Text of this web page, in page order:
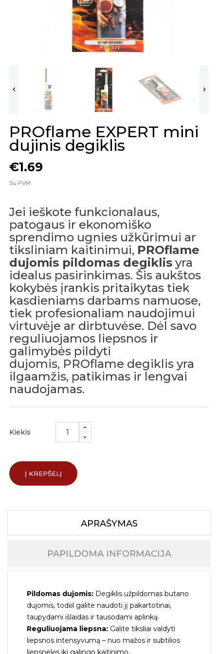
 
PROflame EXPERT mini
dujinis degiklis
€1.69
Su PVM
Jei ieškote funkcionalaus,
patogaus ir ekonomiško
sprendimo ugnies užkūrimui ar
tiksliniam kaitinimui, PROflame
dujomis pildomas degiklis yra
idealus pasirinkimas. Šis aukštos
kokybės įrankis pritaikytas tiek
kasdieniams darbams namuose,
tiek profesionaliam naudojimui
virtuvėje ar dirbtuvėse. Dėl savo
reguliuojamos liepsnos ir
galimybės pildyti
dujomis, PROflame degiklis yra
ilgaamžis, patikimas ir lengvai
naudojamas.
Kiekis
Į KREPŠELĮ
APRAŠYMAS
PAPILDOMA INFORMACIJA
Pildomas dujomis: Degiklis užpildomas butano
dujomis, todėl galite naudoti jį pakartotinai,
taupydami išlaidas ir tausodami aplinką.
Reguliuojama liepsna: Galite tiksliai valdyti
liepsnos intensyvumą – nuo mažos ir subtilios
liepsnelės iki galingo kaitinimo.